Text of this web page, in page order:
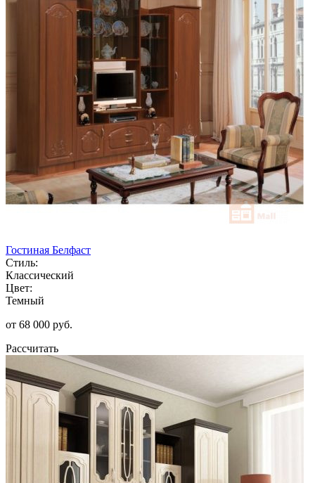
Гостиная Белфаст
Стиль:
Классический
Цвет:
Темный
от 68 000 руб.
Рассчитать